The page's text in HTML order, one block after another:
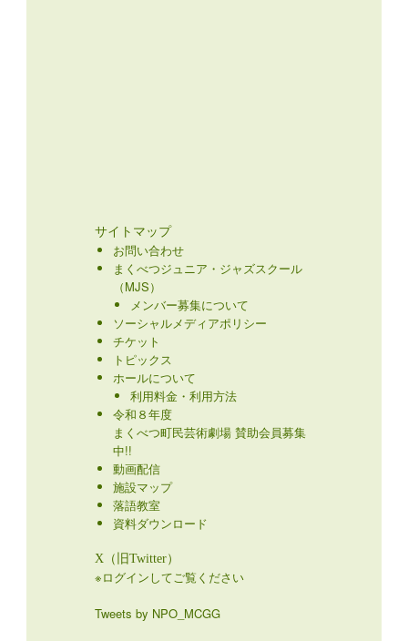
サイトマップ
お問い合わせ
まくべつジュニア・ジャズスクール
（MJS）
メンバー募集について
ソーシャルメディアポリシー
チケット
トピックス
ホールについて
利用料金・利用方法
令和８年度
まくべつ町民芸術劇場 賛助会員募集
中!!
動画配信
施設マップ
落語教室
資料ダウンロード
X（旧Twitter）
※ログインしてご覧ください
Tweets by NPO_MCGG